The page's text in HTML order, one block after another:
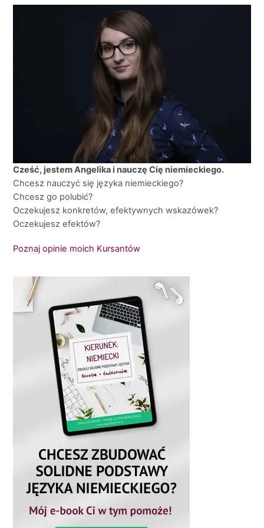
Cześć, jestem Angelika i nauczę Cię niemieckiego.
Chcesz nauczyć się języka niemieckiego?
Chcesz go polubić?
Oczekujesz konkretów, efektywnych wskazówek?
Oczekujesz efektów?
Poznaj opinie moich Kursantów